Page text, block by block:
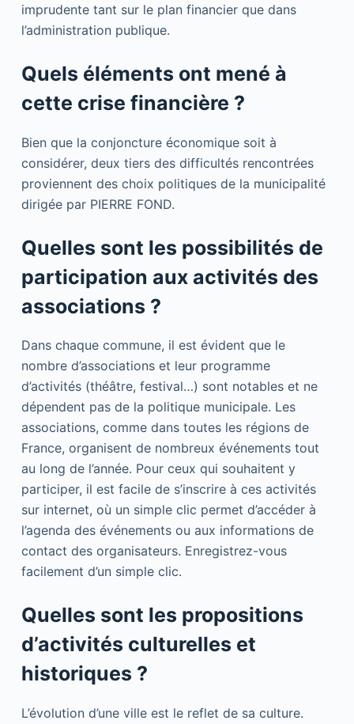
imprudente tant sur le plan financier que dans
l’administration publique.
Quels éléments ont mené à
cette crise financière ?
Bien que la conjoncture économique soit à
considérer, deux tiers des difficultés rencontrées
proviennent des choix politiques de la municipalité
dirigée par PIERRE FOND.
Quelles sont les possibilités de
participation aux activités des
associations ?
Dans chaque commune, il est évident que le
nombre d’associations et leur programme
d’activités (théâtre, festival…) sont notables et ne
dépendent pas de la politique municipale. Les
associations, comme dans toutes les régions de
France, organisent de nombreux événements tout
au long de l’année. Pour ceux qui souhaitent y
participer, il est facile de s’inscrire à ces activités
sur internet, où un simple clic permet d’accéder à
l’agenda des événements ou aux informations de
contact des organisateurs. Enregistrez-vous
facilement d’un simple clic.
Quelles sont les propositions
d’activités culturelles et
historiques ?
L’évolution d’une ville est le reflet de sa culture.